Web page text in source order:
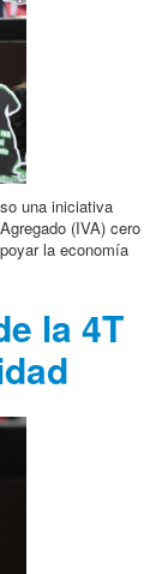
una iniciativa
(IVA) cero
la economía
la 4T